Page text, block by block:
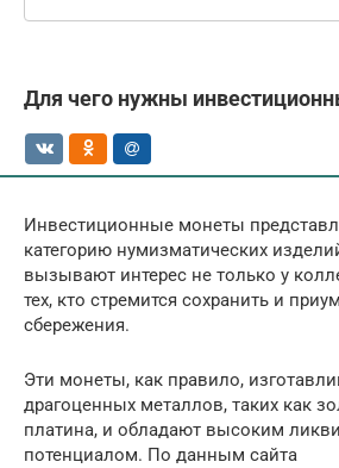
Для чего нужны
Инвестиционные монеты
категорию нумизматических
вызывают интерес не только у
тех, кто стремится сохранить и
сбережения.
Эти монеты, как правило,
драгоценных металлов, таких как
платина, и обладают высоким
потенциалом. По данным сайта